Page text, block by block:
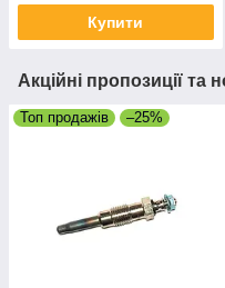
Купити
Акційні пропозиції та
Топ продажів –25%